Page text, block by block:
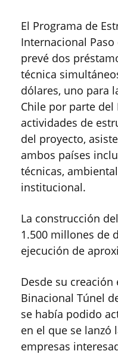
El Programa de
Internacional Paso
prevé dos
técnica
dólares, uno para
Chile por parte del
actividades de
del proyecto,
ambos países
técnicas,
institucional.
La construcción
1.500 millones de
ejecución de
Desde su creación
Binacional Túnel
se había podido
en el que se lanzó
empresas